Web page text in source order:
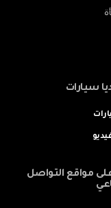
سيارات
مواقع التواصل